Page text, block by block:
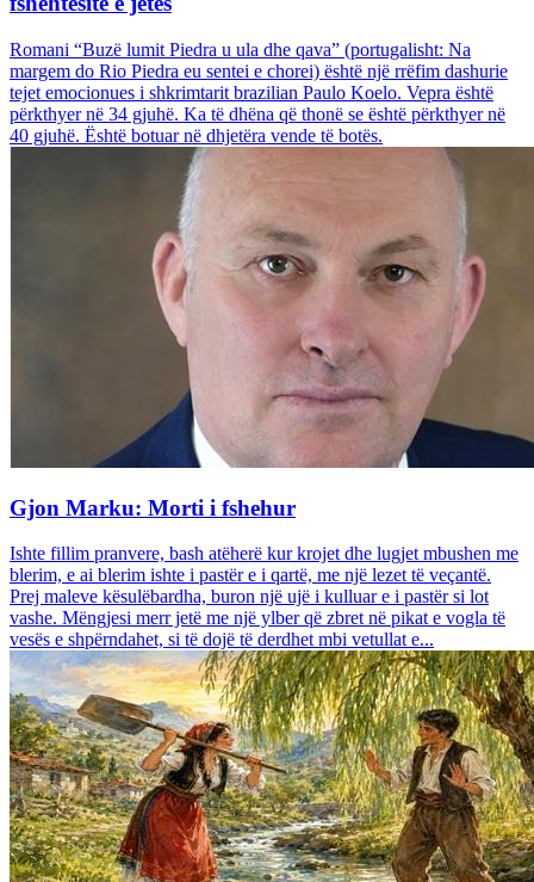
Romani “Buzë lumit Piedra u ula dhe qava” (portugalisht: Na
margem do Rio Piedra eu sentei e chorei) është një rrëfim dashurie
tejet emocionues i shkrimtarit brazilian Paulo Koelo. Vepra është
përkthyer në 34 gjuhë. Ka të dhëna që thonë se është përkthyer në
40 gjuhë. Është botuar në dhjetëra vende të botës.
Gjon Marku: Morti i fshehur
Ishte fillim pranvere, bash atëherë kur krojet dhe lugjet mbushen me
blerim, e ai blerim ishte i pastër e i qartë, me një lezet të veçantë.
Prej maleve kësulëbardha, buron një ujë i kulluar e i pastër si lot
vashe. Mëngjesi merr jetë me një ylber që zbret në pikat e vogla të
vesës e shpërndahet, si të dojë të derdhet mbi vetullat e...